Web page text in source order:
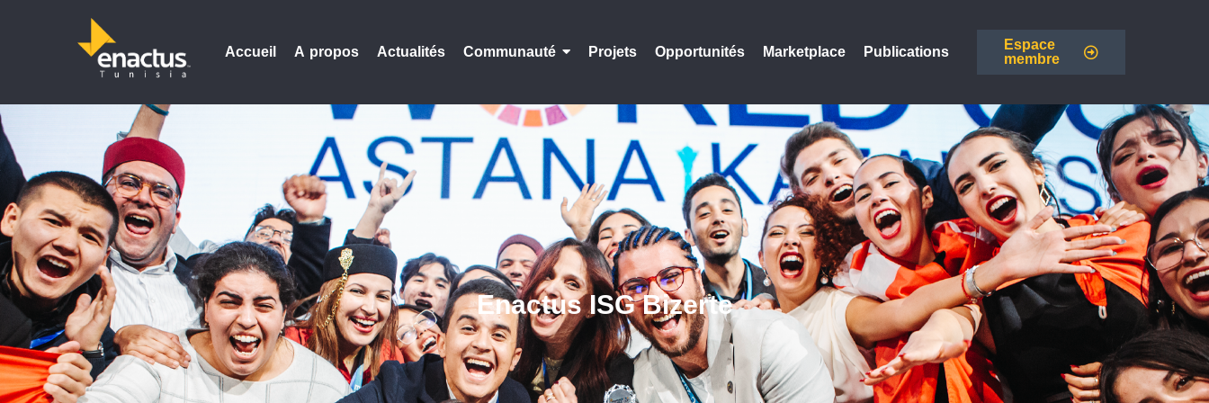
Accueil A propos Actualités Communauté Projets Opportunités Marketplace Publications
Espace
membre
Enactus ISG Bizerte